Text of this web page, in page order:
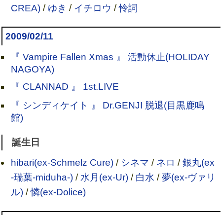
CREA)/ ゆき / イチロウ /怜詞
2009/02/11
『 Vampire Fallen Xmas 』 活動休止(HOLIDAY
NAGOYA)
『 CLANNAD 』 1st.LIVE
『 シンディケイト 』 Dr.GENJI 脱退(目黒鹿鳴
館)
誕生日
hibari(ex-Schmelz Cure)/ シネマ / ネロ /銀丸(ex
-瑞葉-miduha-)/水月(ex-Ur)/ 白水 /夢(ex-ヴァリ
ル)/憐(ex-Dolice)